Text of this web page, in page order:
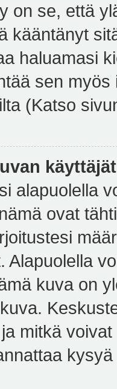
on se, että
kääntänyt
haluamasi
sen
(Katso
alapuolella
ovat
Alapuolella
kuva on
mitkä